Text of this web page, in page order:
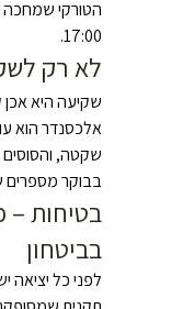
17:00.
לא רק
שקיעה היא
אלכסנדר הוא
שקטה, והסוסים
בבוקר מספרים
בטיחות –
בביטחון
לפני כל יציאה